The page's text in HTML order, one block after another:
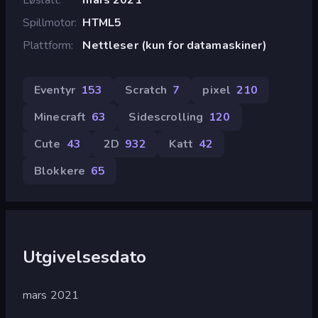
Spillmotor HTML5
Plattform
Nettleser (kun for datamaskiner)
Eventyr 153 Scratch 7 pixel 210
Minecraft 63 Sidescrolling 120
Cute 43 2D 932 Katt 42
Blokkere 65
Utgivelsesdato
mars 2021